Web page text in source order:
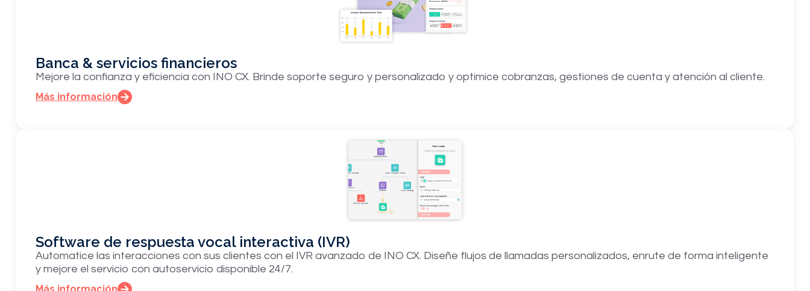
Banca & servicios financieros
Mejore la confianza y eficiencia con INO CX. Brinde soporte seguro y personalizado y optimice cobranzas, gestiones de cuenta y atención al cliente.
Más información
Software de respuesta vocal interactiva (IVR)
Automatice las interacciones con sus clientes con el IVR avanzado de INO CX. Diseñe flujos de llamadas personalizados, enrute de forma inteligente
y mejore el servicio con autoservicio disponible 24/7.